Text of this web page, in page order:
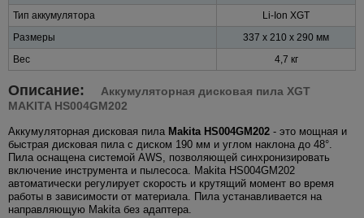
Тип аккумулятора
Li-Ion XGT
Размеры
337 x 210 x 290 мм
Вес
4,7 кг
Описание:
Аккумуляторная дисковая пила XGT
MAKITA HS004GM202
Аккумуляторная дисковая пила Makita HS004GM202 - это мощная и
быстрая дисковая пила с диском 190 мм и углом наклона до 48°.
Пила оснащена системой AWS, позволяющей синхронизировать
включение инструмента и пылесоса. Makita HS004GM202
автоматически регулирует скорость и крутящий момент во время
работы в зависимости от материала. Пила устанавливается на
направляющую Makita без адаптера.